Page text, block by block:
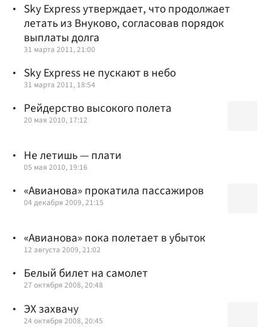
Sky Express утверждает, что продолжает
летать из Внуково, согласовав порядок
выплаты долга
31 марта 2011, 21:00
Sky Express не пускают в небо
31 марта 2011, 18:54
Рейдерство высокого полета
20 мая 2010, 17:12
Не летишь — плати
05 мая 2010, 19:16
«Авианова» прокатила пассажиров
04 декабря 2009, 21:15
«Авианова» пока полетает в убыток
12 августа 2009, 21:02
Белый билет на самолет
27 октября 2008, 20:48
ЭХ захвачу
24 октября 2008, 20:45